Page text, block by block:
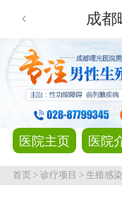
成都
医院主页 医院
首页> 诊疗项目 > 生殖感染